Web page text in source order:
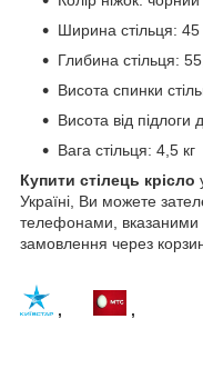
Ширина стільця:
Глибина стільця:
Висота спинки
Висота від
Вага стільця: 4,5 кг
Купити стілець крісло
Україні, Ви можете
телефонами, вказаними
замовлення через
, ,